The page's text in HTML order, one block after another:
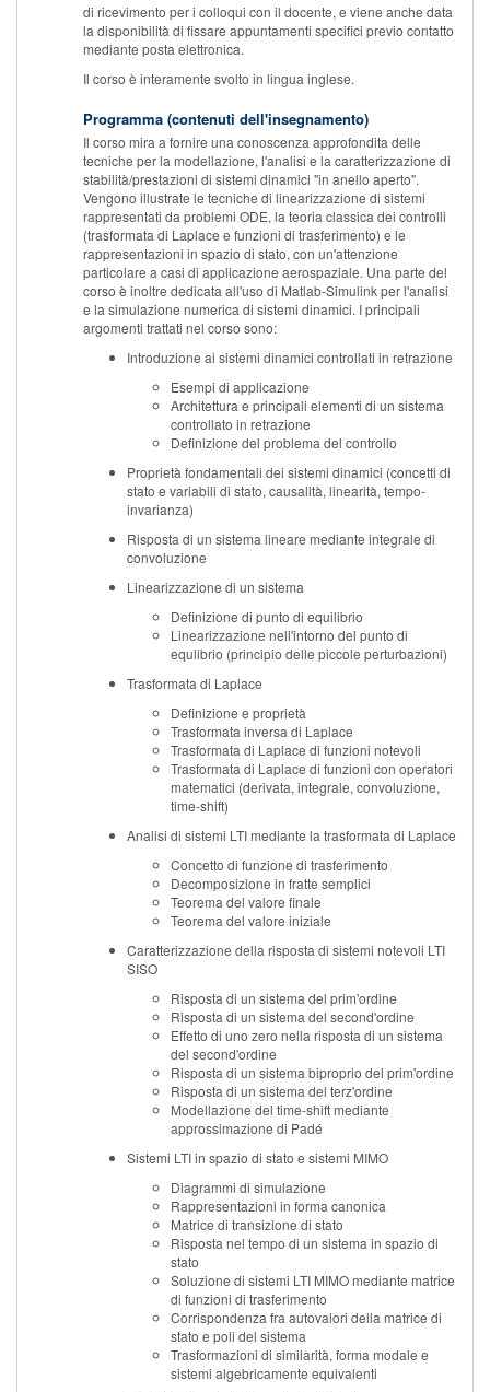
di ricevimento per i colloqui con il docente, e viene anche data
la disponibilità di fissare appuntamenti specifici previo contatto
mediante posta elettronica.
Il corso è interamente svolto in lingua inglese.
Programma (contenuti dell'insegnamento)
Il corso mira a fornire una conoscenza approfondita delle
tecniche per la modellazione, l'analisi e la caratterizzazione di
stabilità/prestazioni di sistemi dinamici "in anello aperto".
Vengono illustrate le tecniche di linearizzazione di sistemi
rappresentati da problemi ODE, la teoria classica dei controlli
(trasformata di Laplace e funzioni di trasferimento) e le
rappresentazioni in spazio di stato, con un'attenzione
particolare a casi di applicazione aerospaziale. Una parte del
corso è inoltre dedicata all'uso di Matlab-Simulink per l'analisi
e la simulazione numerica di sistemi dinamici. I principali
argomenti trattati nel corso sono:
Introduzione ai sistemi dinamici controllati in retrazione
Esempi di applicazione
Architettura e principali elementi di un sistema
controllato in retrazione
Definizione del problema del controllo
Proprietà fondamentali dei sistemi dinamici (concetti di
stato e variabili di stato, causalità, linearità, tempo-
invarianza)
Risposta di un sistema lineare mediante integrale di
convoluzione
Linearizzazione di un sistema
Definizione di punto di equilibrio
Linearizzazione nell'intorno del punto di
equlibrio (principio delle piccole perturbazioni)
Trasformata di Laplace
Definizione e proprietà
Trasformata inversa di Laplace
Trasformata di Laplace di funzioni notevoli
Trasformata di Laplace di funzioni con operatori
matematici (derivata, integrale, convoluzione,
time-shift)
Analisi di sistemi LTI mediante la trasformata di Laplace
Concetto di funzione di trasferimento
Decomposizione in fratte semplici
Teorema del valore finale
Teorema del valore iniziale
Caratterizzazione della risposta di sistemi notevoli LTI
SISO
Risposta di un sistema del prim'ordine
Risposta di un sistema del second'ordine
Effetto di uno zero nella risposta di un sistema
del second'ordine
Risposta di un sistema biproprio del prim'ordine
Risposta di un sistema del terz'ordine
Modellazione del time-shift mediante
approssimazione di Padé
Sistemi LTI in spazio di stato e sistemi MIMO
Diagrammi di simulazione
Rappresentazioni in forma canonica
Matrice di transizione di stato
Risposta nel tempo di un sistema in spazio di
stato
Soluzione di sistemi LTI MIMO mediante matrice
di funzioni di trasferimento
Corrispondenza fra autovalori della matrice di
stato e poli del sistema
Trasformazioni di similarità, forma modale e
sistemi algebricamente equivalenti